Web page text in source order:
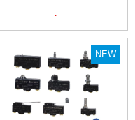
.
NEW